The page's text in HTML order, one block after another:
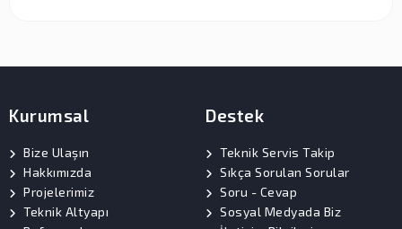
Kurumsal
Bize Ulaşın
Hakkımızda
Projelerimiz
Teknik Altyapı
Destek
Teknik Servis Takip
Sıkça Sorulan Sorular
Soru - Cevap
Sosyal Medyada Biz